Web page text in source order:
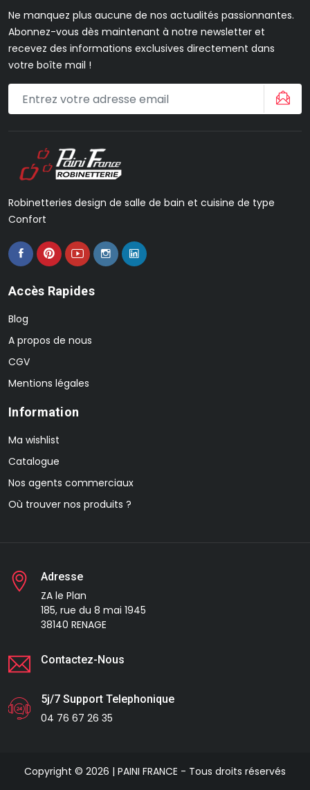
Ne manquez plus aucune de nos actualités passionnantes.
Abonnez-vous dès maintenant à notre newsletter et
recevez des informations exclusives directement dans
votre boîte mail !
Robinetteries design de salle de bain et cuisine de type
Confort
Accès Rapides
Blog
A propos de nous
CGV
Mentions légales
Information
Ma wishlist
Catalogue
Nos agents commerciaux
Où trouver nos produits ?
Adresse
ZA le Plan
185, rue du 8 mai 1945
38140 RENAGE
Contactez-Nous
5j/7 Support Telephonique
04 76 67 26 35
Copyright © 2026 | PAINI FRANCE - Tous droits réservés